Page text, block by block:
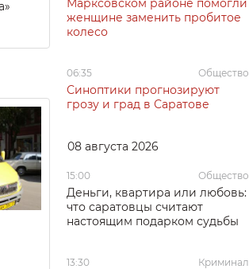
Марксовском районе помогли
женщине заменить пробитое
колесо
06:35 Общество
Синоптики прогнозируют
грозу и град в Саратове
08 августа 2026
15:00 Общество
Деньги, квартира или любовь:
что саратовцы считают
настоящим подарком судьбы
13:30 Криминал